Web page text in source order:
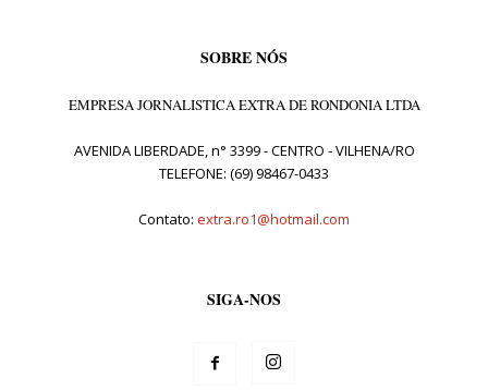
SOBRE NÓS
EMPRESA JORNALISTICA EXTRA DE RONDONIA LTDA
AVENIDA LIBERDADE, n° 3399 - CENTRO - VILHENA/RO
TELEFONE: (69) 98467-0433
Contato: extra.ro1@hotmail.com
SIGA-NOS